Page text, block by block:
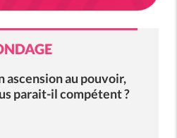
ascension au pouvoir,
parait-il compétent ?